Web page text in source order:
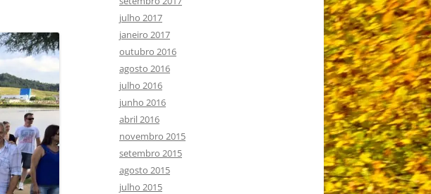
julho 2017
janeiro 2017
outubro 2016
agosto 2016
julho 2016
junho 2016
abril 2016
novembro 2015
setembro 2015
agosto 2015
julho 2015